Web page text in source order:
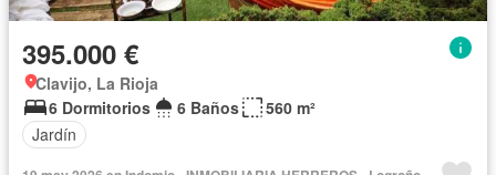
395.000 €
Clavijo, La Rioja
6 Dormitorios
6 Baños
560 m²
Jardín